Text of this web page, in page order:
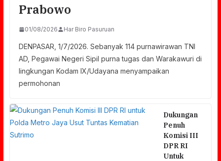
Prabowo
01/08/2026 Har Biro Pasuruan
DENPASAR, 1/7/2026. Sebanyak 114 purnawirawan TNI
AD, Pegawai Negeri Sipil purna tugas dan Warakawuri di
lingkungan Kodam IX/Udayana menyampaikan
permohonan
Dukungan
Penuh
Komisi III
DPR RI
Untuk